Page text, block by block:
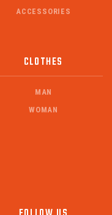
ACCESSORIES
CLOTHES
MAN
WOMAN